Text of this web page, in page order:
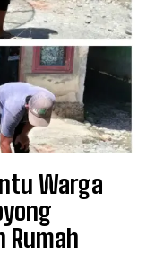
Warga
Rumah